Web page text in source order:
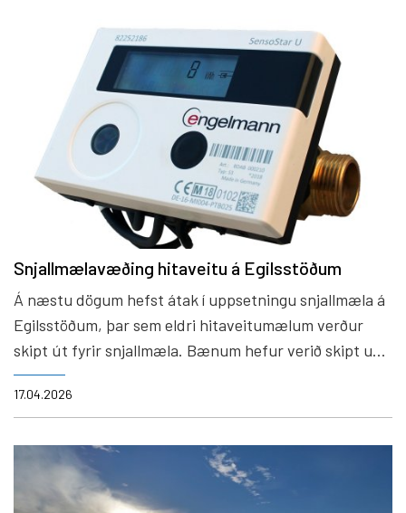
Snjallmælavæðing hitaveitu á Egilsstöðum
17.04.2026
Á næstu dögum hefst átak í uppsetningu snjallmæla á
Egilsstöðum, þar sem eldri hitaveitumælum verður
skipt út fyrir snjallmæla. Bænum hefur verið skipt upp
í svæði og verður haft samband við íbúa þeirra svæða
sem næst verða í röðinni.